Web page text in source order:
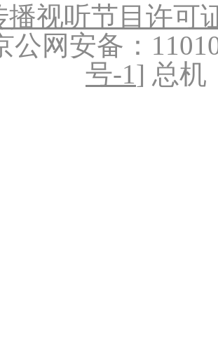
播视听节目许可
公网安备：
号-1] 总机